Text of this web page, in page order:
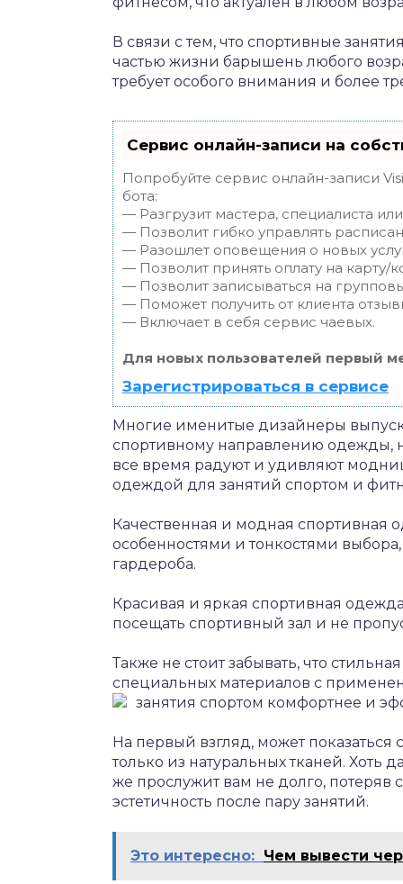
В связи с тем, что спортивные
частью жизни барышень любого
требует особого внимания и более
Сервис онлайн-записи на
Попробуйте сервис онлайн-записи
бота:
— Разгрузит мастера, специалиста
— Позволит гибко управлять
— Разошлет оповещения о новых
— Позволит принять оплату на карту/
— Позволит записываться на
— Поможет получить от клиента
— Включает в себя сервис чаевых.
Для новых пользователей первый
Зарегистрироваться в сервисе
Многие именитые дизайнеры
спортивному направлению одежды,
все время радуют и удивляют
одеждой для занятий спортом и
Качественная и модная спортивная
особенностями и тонкостями
гардероба.
Красивая и яркая спортивная
посещать спортивный зал и не
Также не стоит забывать, что
специальных материалов с
занятия спортом комфортнее и
На первый взгляд, может
только из натуральных тканей. Хоть
же прослужит вам не долго,
эстетичность после пару занятий.
Это интересно: Чем вывести